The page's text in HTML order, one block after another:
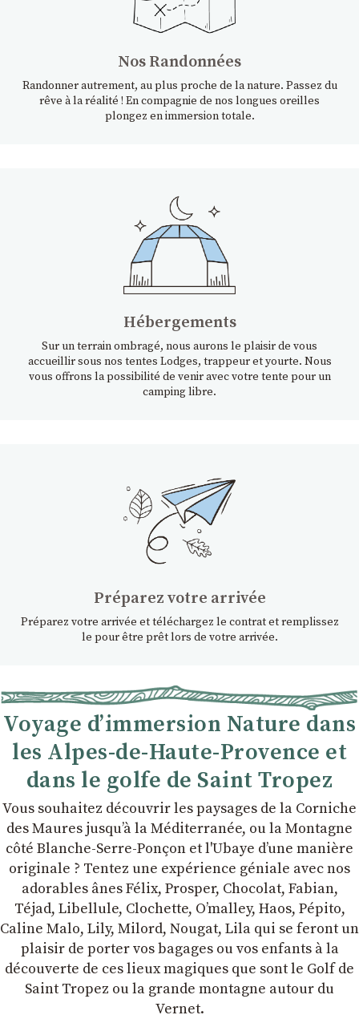
Nos Randonnées
Randonner autrement, au plus proche de la nature. Passez du
rêve à la réalité ! En compagnie de nos longues oreilles
plongez en immersion totale.
Hébergements
Sur un terrain ombragé, nous aurons le plaisir de vous
accueillir sous nos tentes Lodges, trappeur et yourte. Nous
vous offrons la possibilité de venir avec votre tente pour un
camping libre.
Préparez votre arrivée
Préparez votre arrivée et téléchargez le contrat et remplissez
le pour être prêt lors de votre arrivée.
Voyage d’immersion Nature dans
les Alpes-de-Haute-Provence et
dans le golfe de Saint Tropez
Vous souhaitez découvrir les paysages de la Corniche
des Maures jusqu’à la Méditerranée, ou la Montagne
côté Blanche-Serre-Ponçon et l'Ubaye dʼune manière
originale ? Tentez une expérience géniale avec nos
adorables ânes Félix, Prosper, Chocolat, Fabian,
Téjad, Libellule, Clochette, Oʼmalley, Haos, Pépito,
Caline Malo, Lily, Milord, Nougat, Lila qui se feront un
plaisir de porter vos bagages ou vos enfants à la
découverte de ces lieux magiques que sont le Golf de
Saint Tropez ou la grande montagne autour du
Vernet.